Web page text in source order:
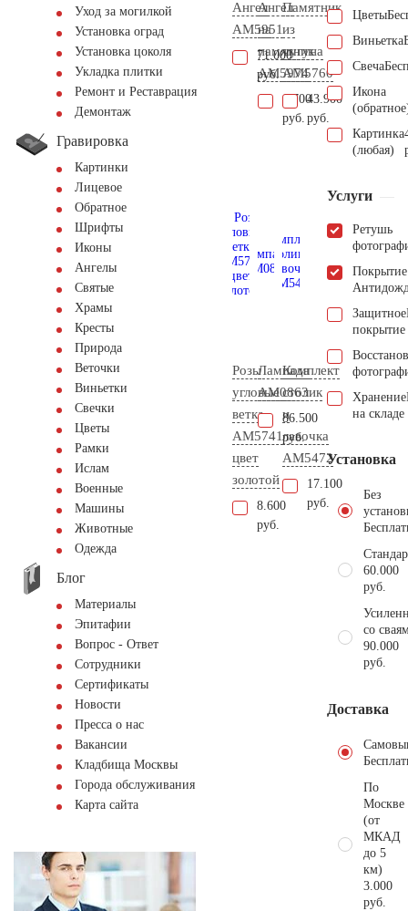
Уход за могилкой
Установка оград
Установка цоколя
Укладка плитки
Ремонт и Реставрация
Демонтаж
Гравировка
Картинки
Лицевое
Обратное
Шрифты
Иконы
Ангелы
Святые
Храмы
Кресты
Природа
Веточки
Виньетки
Свечки
Цветы
Рамки
Ислам
Военные
Машины
Животные
Одежда
Блог
Материалы
Эпитафии
Вопрос - Ответ
Сотрудники
Сертификаты
Новости
Пресса о нас
Вакансии
Кладбища Москвы
Города обслуживания
Карта сайта
Ангел
AM5951
71.000
руб.
Ангел
на
памятник
AM5974
6.700
руб.
Памятник
из
чугуна
AM5760
43.900
руб.
Розы
угловые
ветка
AM5741
цвет
золотой
8.600
руб.
Лампада
AM0863
86.500
руб.
Комплект
столик
и
лавочка
АМ5472
17.100
руб.
Цветы
Виньетка
Свеча
Икона
Картинка
(любая)
Услуги
Ретушь
Покрытие
Защитное
покрытие
Хранение
на складе
Установка
Без
60.000
руб.
со
90.000
руб.
Доставка
По
Москве
(от
МКАД
до 5
км)
3.000
руб.